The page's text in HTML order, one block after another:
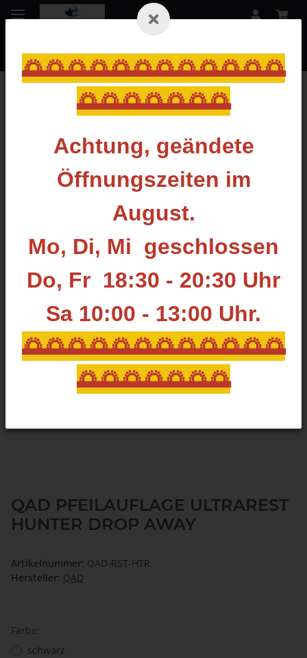
🌅🌅🌅🌅🌅🌅🌅🌅🌅🌅🌅🌅
🌅🌅🌅🌅🌅🌅🌅
Achtung, geändete
Öffnungszeiten im
August.
Mo, Di, Mi geschlossen
Do, Fr 18:30 - 20:30 Uhr
Sa 10:00 - 13:00 Uhr.
🌅🌅🌅🌅🌅🌅🌅🌅🌅🌅🌅🌅
🌅🌅🌅🌅🌅🌅🌅
Zurück zur Liste Compound Pfeilauflagen
QAD PFEILAUFLAGE ULTRAREST
HUNTER DROP AWAY
Artikelnummer: QAD-RST-HTR
Hersteller: QAD
Farbe:
schwarz